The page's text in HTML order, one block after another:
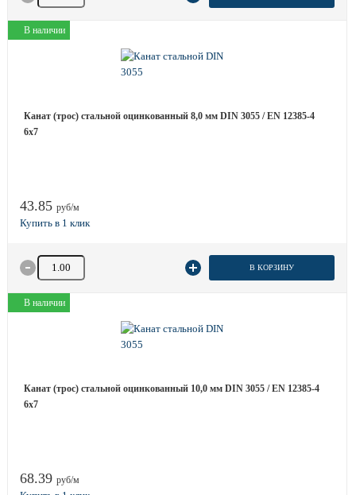
В наличии
Канат (трос) стальной оцинкованный 8,0 мм DIN 3055 / EN 12385-4
6x7
43.85 руб/м
Количество товара В КОРЗИНУ
В наличии
Канат (трос) стальной оцинкованный 10,0 мм DIN 3055 / EN 12385-4
6x7
68.39 руб/м